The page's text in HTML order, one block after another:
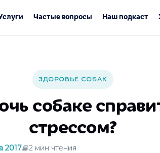
Частые вопросы Наш подкаст
ЗДОРОВЬЕ СОБАК
собаке
стрессом?
2017 2 мин чтения